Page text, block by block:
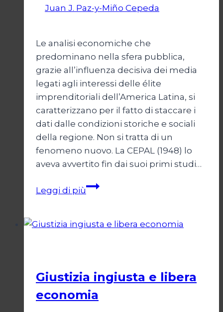
Juan J. Paz-y-Miño Cepeda
Le analisi economiche che
predominano nella sfera pubblica,
grazie all’influenza decisiva dei media
legati agli interessi delle élite
imprenditoriali dell’America Latina, si
caratterizzano per il fatto di staccare i
dati dalle condizioni storiche e sociali
della regione. Non si tratta di un
fenomeno nuovo. La CEPAL (1948) lo
aveva avvertito fin dai suoi primi studi…
Leggi di piùLibertà
perversa
Giustizia ingiusta e libera
economia